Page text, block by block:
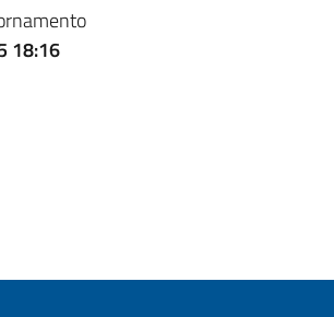
18:16